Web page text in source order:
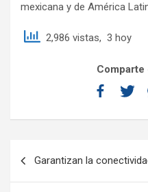
mexicana y de América
2,986 vistas, 3 hoy
Garantizan la